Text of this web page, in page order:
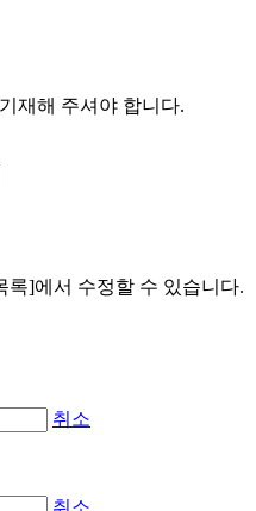
재해 주셔야 합니다.
록]에서 수정할 수 있습니다.
취소